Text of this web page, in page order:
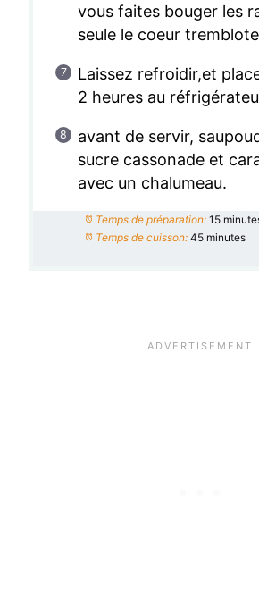
vous faites bouger les
seule le coeur
Laissez refroidir,et
2 heures au
avant de servir,
sucre cassonade et
avec un chalumeau.
Temps de préparation: 15
Temps de cuisson: 45 minutes